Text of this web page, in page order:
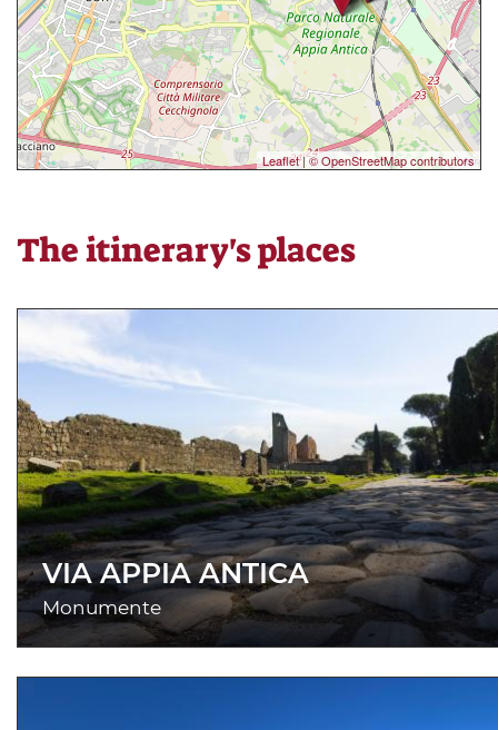
Leaflet|© OpenStreetMap contributors
The itinerary's places
VIA APPIA ANTICA
Monumente